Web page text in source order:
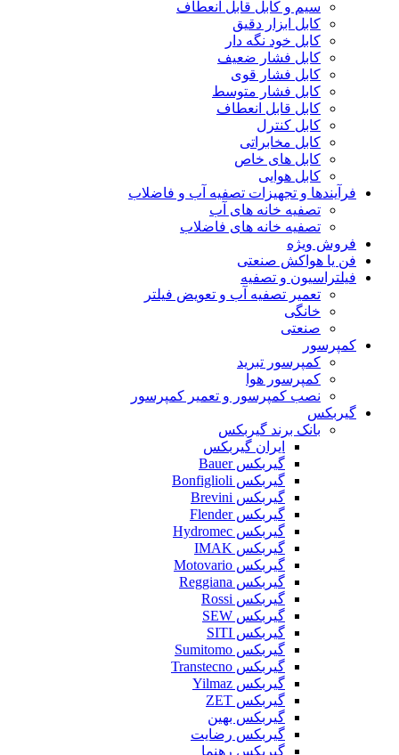
سیم و کابل قابل انعطاف
کابل ابزار دقیق
کابل خود نگه دار
کابل فشار ضعیف
کابل فشار قوی
کابل فشار متوسط
کابل قابل انعطاف
کابل کنترل
کابل مخابراتی
کابل های خاص
کابل هوایی
فرآیندها و تجهیزات تصفیه آب و فاضلاب
تصفیه خانه های آب
تصفیه خانه های فاضلاب
فروش ویژه
فن یا هواکش صنعتی
فیلتراسیون و تصفیه
تعمیر تصفیه آب و تعویض فیلتر
خانگی
صنعتی
کمپرسور
کمپرسور تبرید
کمپرسور هوا
نصب کمپرسور و تعمیر کمپرسور
گیربکس
بانک برند گیربکس
ایران گیربکس
گیربکس Bauer
گیربکس Bonfiglioli
گیربکس Brevini
گیربکس Flender
گیربکس Hydromec
گیربکس IMAK
گیربکس Motovario
گیربکس Reggiana
گیربکس Rossi
گیربکس SEW
گیربکس SITI
گیربکس Sumitomo
گیربکس Transtecno
گیربکس Yilmaz
گیربکس ZET
گیربکس بهین
گیربکس رضایت
گیربکس رهنما